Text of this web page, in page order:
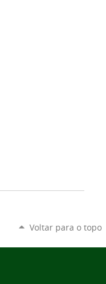
Voltar para o topo